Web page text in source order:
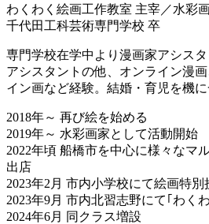
わくわく絵画工作教室 主宰／水彩
千代田工科芸術専門学校 卒
専門学校在学中より漫画家アシス
アシスタントの他、オンライン漫
イン画など経験。結婚・育児を機に
2018年～ 再び絵を始める
2019年～ 水彩画家として活動開始
2022年頃 船橋市を中心に様々なマ
出店
2023年2月 市内小学校にて絵画特別
2023年9月 市内北習志野にて｢わく
2024年6月 同クラス増設